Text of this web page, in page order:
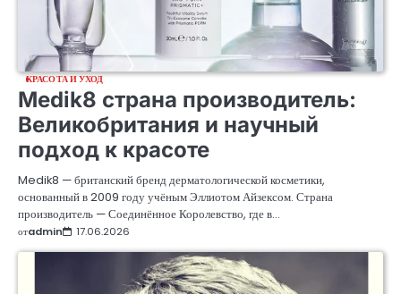
КРАСОТА И УХОД
Medik8 страна производитель:
Великобритания и научный
подход к красоте
Medik8 — британский бренд дерматологической косметики,
основанный в 2009 году учёным Эллиотом Айзексом. Страна
производитель — Соединённое Королевство, где в…
отadmin 17.06.2026